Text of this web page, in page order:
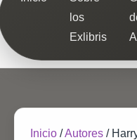
los
Exlibris
Inicio /Autores /